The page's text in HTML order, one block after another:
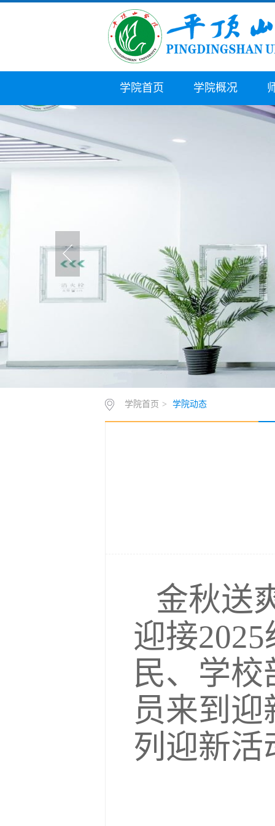
学院首页 学院概况
学院首页 > 学院动态
金秋送
迎接
民、学
员来到
列迎新活